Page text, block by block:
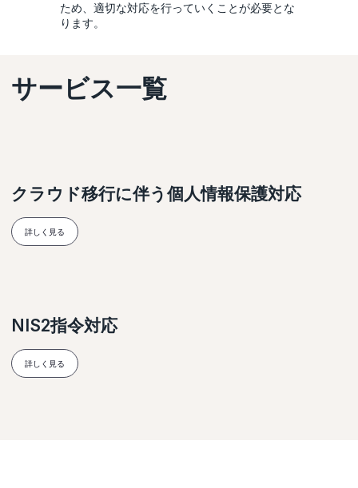
ため、適切な対応を行っていくことが必要とな
ります。
サービス一覧
クラウド移行に伴う個人情報保護対応
詳しく見る
NIS2指令対応
詳しく見る